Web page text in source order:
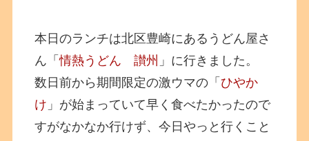
本日のランチは北区豊崎にあるうどん屋さ
ん「情熱うどん 讃州 」に行きました。
数日前から期間限定の激ウマの「ひやか
け 」が始まっていて早く食べたかったので
すがなかなか行けず、今日やっと行くこと